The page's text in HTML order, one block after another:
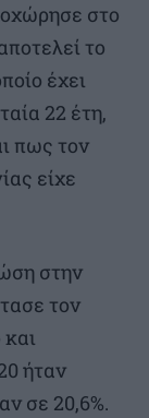
στο
το
έχει
22 έτη,
πως τον
είχε
στην
τον
ήταν
σε 20,6%.